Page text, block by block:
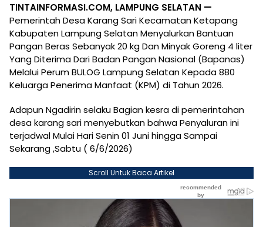
TINTAINFORMASI.COM, LAMPUNG SELATAN —
Pemerintah Desa Karang Sari Kecamatan Ketapang
Kabupaten Lampung Selatan Menyalurkan Bantuan
Pangan Beras Sebanyak 20 kg Dan Minyak Goreng 4 liter
Yang Diterima Dari Badan Pangan Nasional (Bapanas)
Melalui Perum BULOG Lampung Selatan Kepada 880
Keluarga Penerima Manfaat (KPM) di Tahun 2026.
Adapun Ngadirin selaku Bagian kesra di pemerintahan
desa karang sari menyebutkan bahwa Penyaluran ini
terjadwal Mulai Hari Senin 01 Juni hingga Sampai
Sekarang ,Sabtu ( 6/6/2026)
Scroll Untuk Baca Artikel